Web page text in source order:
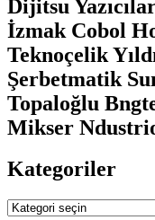
Dijitsu
İzmak Cobol
Teknoçelik
Şerbetmatik
Topaloğlu
Mikser
Kategoriler
Kategoriler